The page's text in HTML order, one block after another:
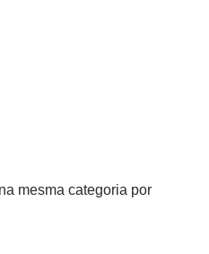
mesma categoria por